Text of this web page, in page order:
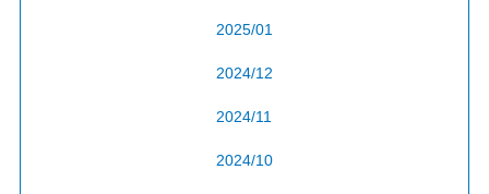
2025/01
2024/12
2024/11
2024/10